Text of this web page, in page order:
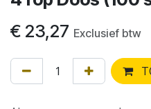
€ 23,27 Exclusief btw